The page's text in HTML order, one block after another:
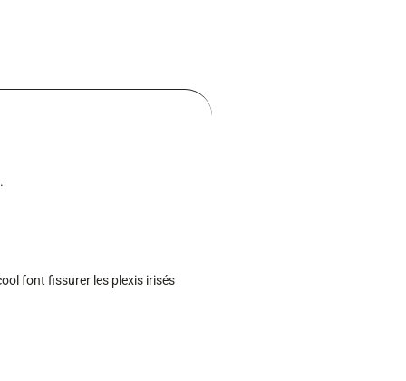
font fissurer les plexis irisés